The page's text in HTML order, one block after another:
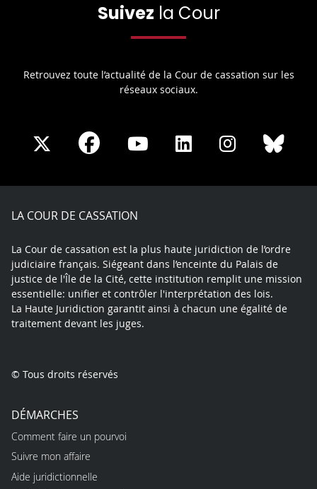
Suivez la Cour
Retrouvez toute l’actualité de la Cour de cassation sur les
réseaux sociaux.
Share
X
Share
Facebook
Share
Youtube
Share
LinkedIn
Share
Instagram
LA COUR DE CASSATION
La Cour de cassation est la plus haute juridiction de l’ordre
judiciaire français. Siégeant dans l’enceinte du Palais de
justice de l'Île de la Cité, cette institution remplit une mission
essentielle: unifier et contrôler l'interprétation des lois.
La Haute Juridiction garantit ainsi à chacun une égalité de
traitement devant les juges.
© Tous droits réservés
DÉMARCHES
Comment faire un pourvoi
Suivre mon affaire
Aide juridictionnelle